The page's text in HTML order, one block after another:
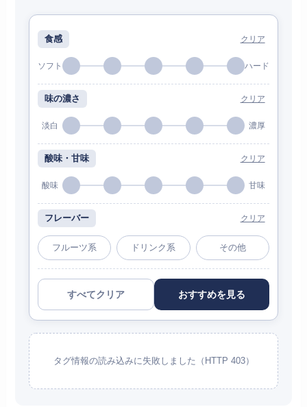
食感 クリア
ソフト ハード
味の濃さ クリア
淡白 濃厚
酸味・甘味 クリア
酸味 甘味
フレーバー クリア
フルーツ系 ドリンク系 その他
すべてクリア おすすめを見る
タグ情報の読み込みに失敗しました（HTTP 403）